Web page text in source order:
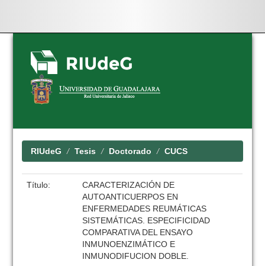
Skip
navigation
RIUdeG Tesis Doctorado CUCS
Título:
CARACTERIZACIÓN DE
AUTOANTICUERPOS EN
ENFERMEDADES REUMÁTICAS
SISTEMÁTICAS. ESPECIFICIDAD
COMPARATIVA DEL ENSAYO
INMUNOENZIMÁTICO E
INMUNODIFUCION DOBLE.